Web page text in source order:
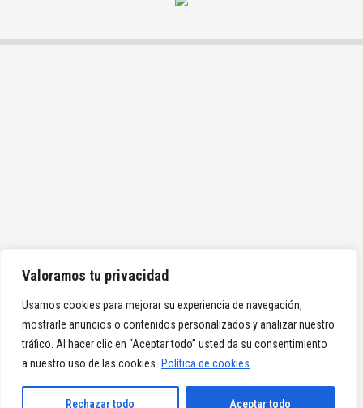
Valoramos tu privacidad
Usamos cookies para mejorar su experiencia de navegación,
mostrarle anuncios o contenidos personalizados y analizar nuestro
tráfico. Al hacer clic en “Aceptar todo” usted da su consentimiento
a nuestro uso de las cookies.
Política de cookies
Rechazar todo Aceptar todo